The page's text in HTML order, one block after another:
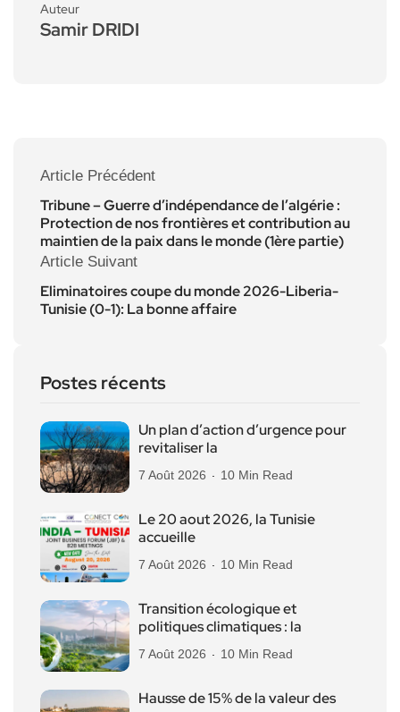
Auteur
Samir DRIDI
Article Précédent
Tribune – Guerre d’indépendance de l’algérie :
Protection de nos frontières et contribution au
maintien de la paix dans le monde (1ère partie)
Article Suivant
Eliminatoires coupe du monde 2026-Liberia-
Tunisie (0-1): La bonne affaire
Postes récents
Un plan d’action d’urgence pour
revitaliser la
7 Août 2026 10 Min Read
Le 20 aout 2026, la Tunisie
accueille
7 Août 2026 10 Min Read
Transition écologique et
politiques climatiques : la
7 Août 2026 10 Min Read
Hausse de 15% de la valeur des